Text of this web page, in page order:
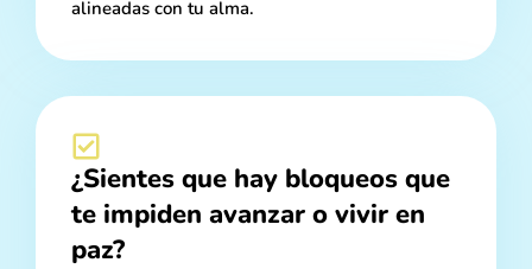
alineadas con tu alma.
¿Sientes que hay bloqueos que
te impiden avanzar o vivir en
paz?